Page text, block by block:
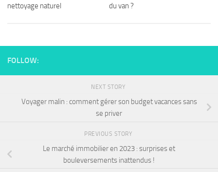
nettoyage naturel
du van ?
FOLLOW:
NEXT STORY
Voyager malin : comment gérer son budget vacances sans
se priver
PREVIOUS STORY
Le marché immobilier en 2023 : surprises et
bouleversements inattendus !